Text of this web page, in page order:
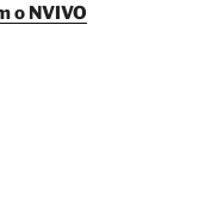
o NVIVO